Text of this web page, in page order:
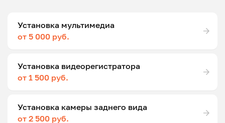
Установка мультимедиа
от 5 000 руб.
Установка видеорегистратора
от 1 500 руб.
Установка камеры заднего вида
от 2 500 руб.